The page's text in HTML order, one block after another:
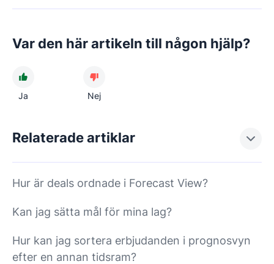
Var den här artikeln till någon hjälp?
Ja Nej
Relaterade artiklar
Hur är deals ordnade i Forecast View?
Kan jag sätta mål för mina lag?
Hur kan jag sortera erbjudanden i prognosvyn
efter en annan tidsram?